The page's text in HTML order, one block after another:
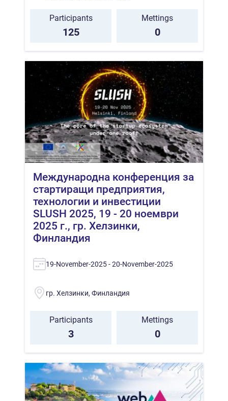
Participants
125
Mettings
0
Международна конференция за
стартиращи предприятия,
технологии и инвестиции
SLUSH 2025, 19 - 20 ноември
2025 г., гр. Хелзинки,
Финландия
19-November-2025 - 20-November-2025
гр. Хелзинки, Финландия
Participants
3
Mettings
0